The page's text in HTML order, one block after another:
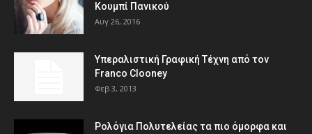
Κουμπί Πανικού
Αυγ 26, 2016
Υπεραλιστική Γραφική Τέχνη από τον
Franco Clooney
Φεβ 3, 2013
Ρολόγια Πολυτελείας τα πιο όμορφα και